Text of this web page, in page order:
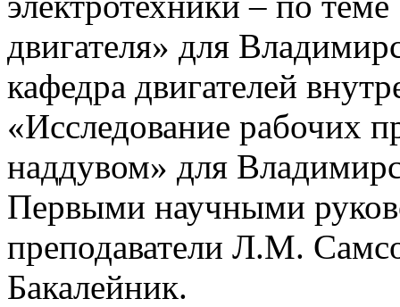
двигателя» для
кафедра двигателей
«Исследование рабочих
наддувом» для
Первыми научными
преподаватели Л.М.
Бакалейник.